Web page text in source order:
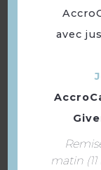
avec
matin